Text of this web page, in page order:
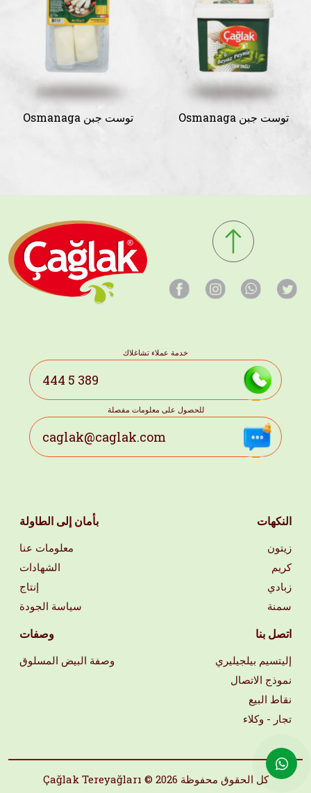
Osmanaga توست جبن Osmanaga توست جبن
خدمة عملاء تشاغلاك
444 5 389
للحصول على معلومات مفصلة
caglak@caglak.com
بأمان إلى الطاولة
معلومات عنا
الشهادات
إنتاج
سياسة الجودة
النكهات
زيتون
كريم
زبادي
سمنة
وصفات
وصفة البيض المسلوق
اتصل بنا
إليتسيم بيلجيليري
نموذج الاتصال
نقاط البيع
تجار - وكلاء
Çağlak Tereyağları © كل الحقوق محفوظة 2026